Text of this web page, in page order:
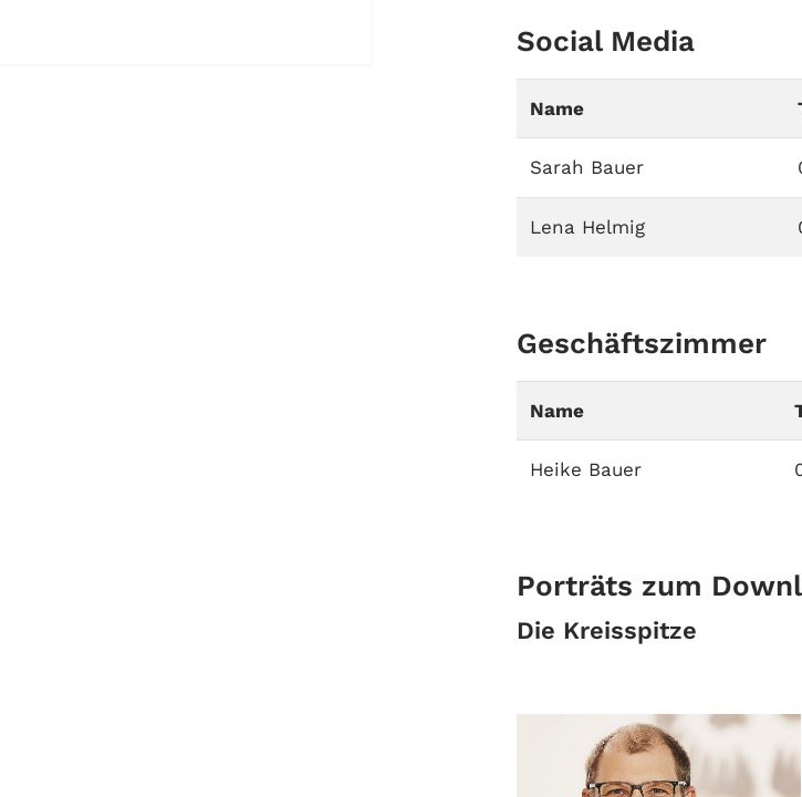
Social Media
Name
Sarah Bauer
Lena Helmig
Geschäftszimmer
Name
Heike Bauer
Porträts zum
Die Kreisspitze